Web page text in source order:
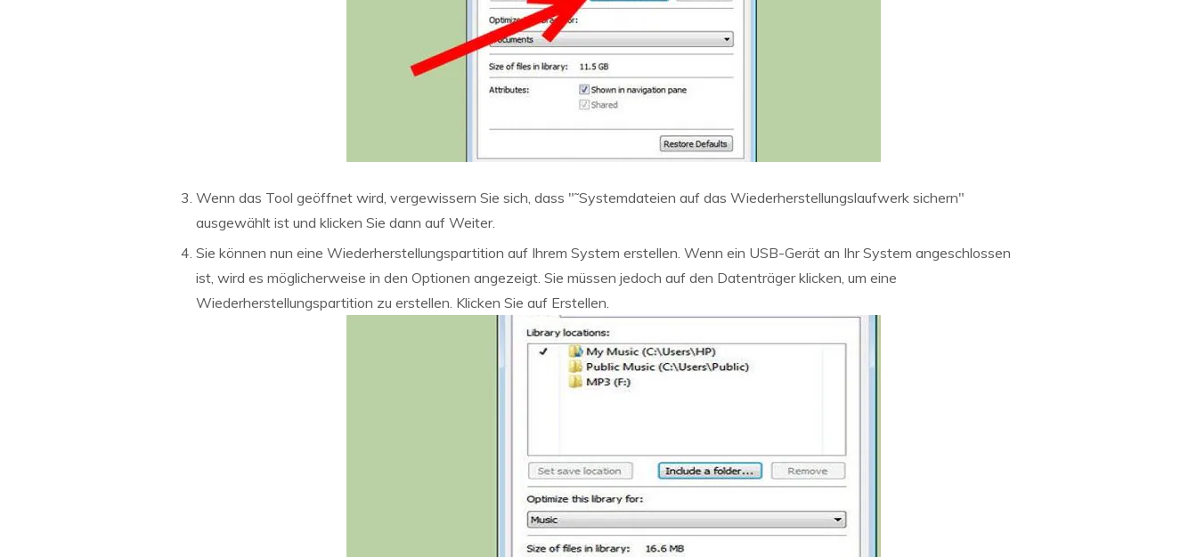
Wenn das Tool geöffnet wird, vergewissern Sie sich, dass "˜Systemdateien auf das Wiederherstellungslaufwerk sichern"
ausgewählt ist und klicken Sie dann auf Weiter.
Sie können nun eine Wiederherstellungspartition auf Ihrem System erstellen. Wenn ein USB-Gerät an Ihr System angeschlossen
ist, wird es möglicherweise in den Optionen angezeigt. Sie müssen jedoch auf den Datenträger klicken, um eine
Wiederherstellungspartition zu erstellen. Klicken Sie auf Erstellen.